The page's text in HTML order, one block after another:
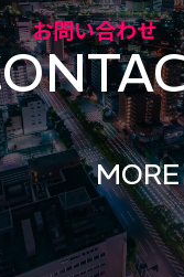
お問い合わせ
MORE